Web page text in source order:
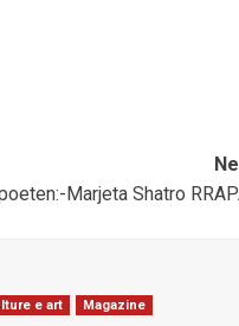
Marjeta Shatro
e art Magazine